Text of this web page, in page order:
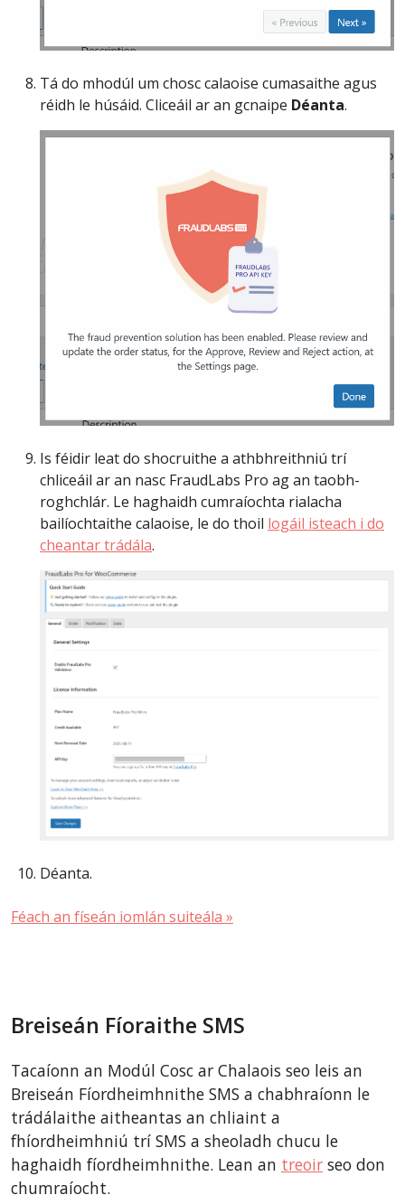
Tá do mhodúl um chosc calaoise cumasaithe agus
réidh le húsáid. Cliceáil ar an gcnaipe Déanta.
Is féidir leat do shocruithe a athbhreithniú trí
chliceáil ar an nasc FraudLabs Pro ag an taobh-
roghchlár. Le haghaidh cumraíochta rialacha
bailíochtaithe calaoise, le do thoil logáil isteach i do
cheantar trádála.
Déanta.
Féach an físeán iomlán suiteála »
Breiseán Fíoraithe SMS
Tacaíonn an Modúl Cosc ar Chalaois seo leis an
Breiseán Fíordheimhnithe SMS a chabhraíonn le
trádálaithe aitheantas an chliaint a
fhíordheimhniú trí SMS a sheoladh chucu le
haghaidh fíordheimhnithe. Lean an treoir seo don
chumraíocht.